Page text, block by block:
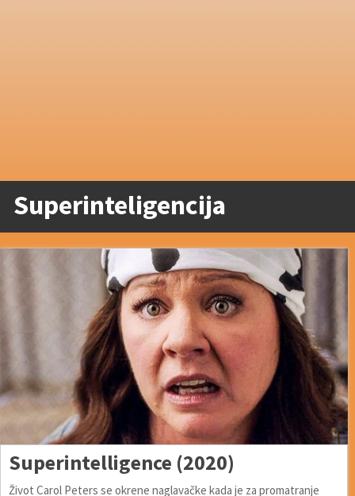
Superinteligencija
Superintelligence (2020)
Život Carol Peters se okrene naglavačke kada je za promatranje